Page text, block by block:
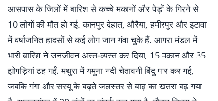
आसपास के जिलों में बारिश से कच्चे मकानों और पेड़ों के गिरने से
10 लोगों की मौत हो गई. कानपुर देहात, औरैया, हमीरपुर और इटावा
में वर्षाजनित हादसों से कई लोग जान गंवा चुके हैं. आगरा मंडल में
भारी बारिश ने जनजीवन अस्त-व्यस्त कर दिया, 15 मकान और 35
झोपड़ियां ढह गईं. मथुरा में यमुना नदी चेतावनी बिंदु पार कर गई,
जबकि गंगा और सरयू के बढ़ते जलस्तर से बाढ़ का खतरा बढ़ गया